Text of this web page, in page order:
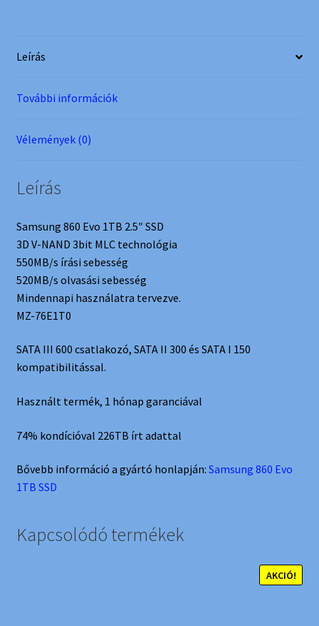
Leírás
További információk
Vélemények (0)
Leírás
Samsung 860 Evo 1TB 2.5″ SSD
3D V-NAND 3bit MLC technológia
550MB/s írási sebesség
520MB/s olvasási sebesség
Mindennapi használatra tervezve.
MZ-76E1T0
SATA III 600 csatlakozó, SATA II 300 és SATA I 150
kompatibilitással.
Használt termék, 1 hónap garanciával
74% kondícióval 226TB írt adattal
Bővebb információ a gyártó honlapján: Samsung 860 Evo
1TB SSD
Kapcsolódó termékek
AKCIÓ!